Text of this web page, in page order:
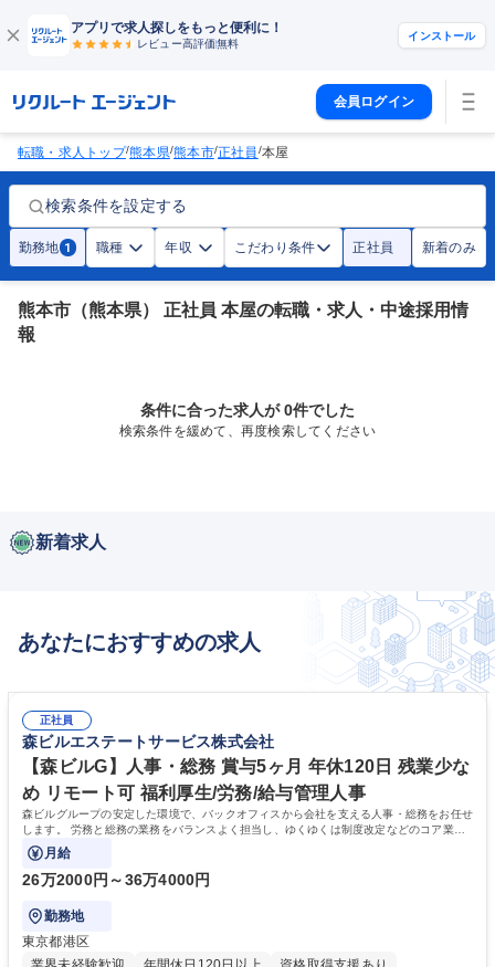
アプリで求人探しをもっと便利に！
レビュー高評価無料
インストール
会員ログイン
転職・求人トップ/熊本県/熊本市/正社員/本屋
検索条件を設定する
勤務地 1 職種 年収 こだわり条件 正社員 新着のみ
熊本市（熊本県） 正社員 本屋の転職・求人・中途採用情
報
条件に合った求人が 0件でした
検索条件を緩めて、再度検索してください
新着求人
あなたにおすすめの求人
正社員
森ビルエステートサービス株式会社
【森ビルG】人事・総務 賞与5ヶ月 年休120日 残業少な
め リモート可 福利厚生/労務/給与管理人事
森ビルグループの安定した環境で、バックオフィスから会社を支える人事・総務をお任せ
します。 労務と総務の業務をバランスよく担当し、ゆくゆくは制度改定などのコア業務
にも挑戦できる、やりがいある環境です。
月給
26万2000円～36万4000円
勤務地
東京都港区